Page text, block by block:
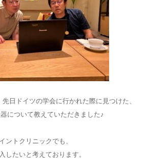
日ドイツの学会に行かれた際に見つけた、
について教えていただきました♪
ントクリニックでも、
したいと考えております。